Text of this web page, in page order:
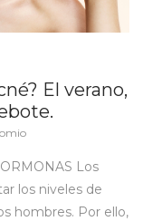
El verano,
Los
los niveles de
hombres. Por ello,